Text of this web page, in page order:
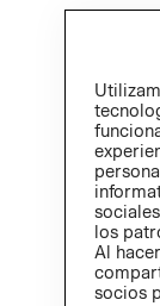
los
Al
socios